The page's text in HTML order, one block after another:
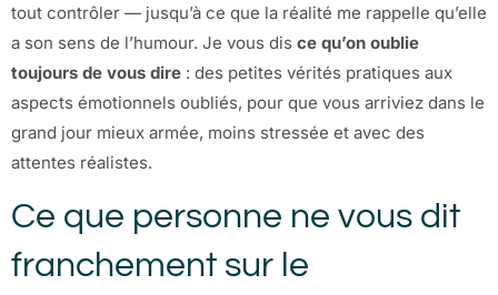
tout contrôler — jusqu’à ce que la réalité me rappelle qu’elle
a son sens de l’humour. Je vous dis ce qu’on oublie
toujours de vous dire : des petites vérités pratiques aux
aspects émotionnels oubliés, pour que vous arriviez dans le
grand jour mieux armée, moins stressée et avec des
attentes réalistes.
Ce que personne ne vous dit
franchement sur le